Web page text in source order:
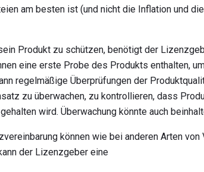
am besten ist (und nicht die Inflation und
Produkt zu schützen, benötigt der
eine erste Probe des Produkts enthalten,
regelmäßige Überprüfungen der
zu überwachen, zu kontrollieren, dass
wird. Überwachung könnte auch
können wie bei anderen Arten von
der Lizenzgeber eine